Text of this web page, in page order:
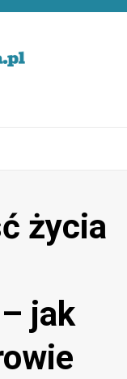
życia
jak